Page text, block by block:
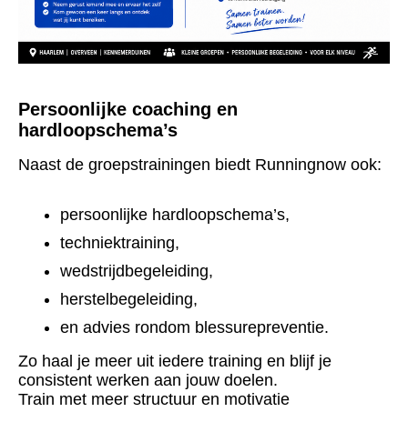
Persoonlijke coaching en
hardloopschema’s
Naast de groepstrainingen biedt Runningnow ook:
persoonlijke hardloopschema’s,
techniektraining,
wedstrijdbegeleiding,
herstelbegeleiding,
en advies rondom blessurepreventie.
Zo haal je meer uit iedere training en blijf je
consistent werken aan jouw doelen.
Train met meer structuur en motivatie